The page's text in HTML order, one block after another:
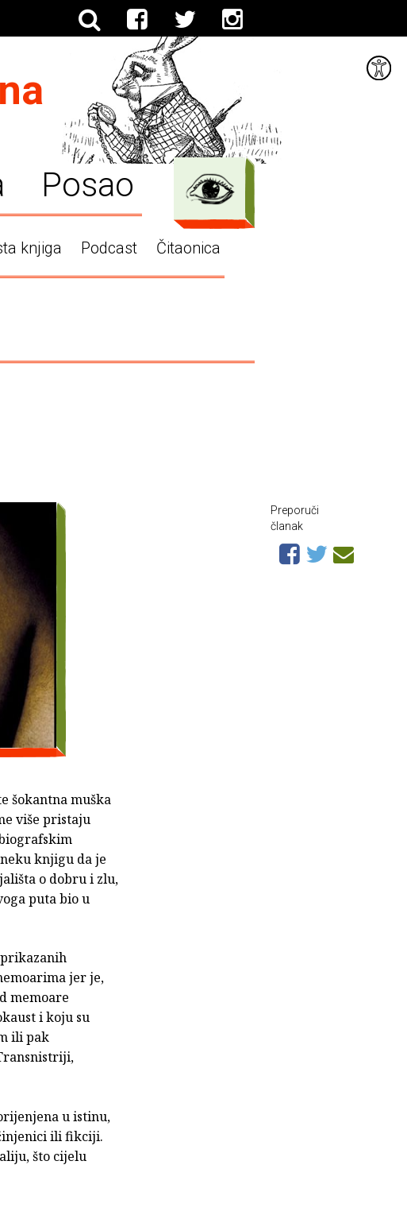
Posao
knjiga Podcast Čitaonica
šokantna muška
više pristaju
knjigu da je
o dobru i zlu,
puta bio u
jer je,
memoare
i koju su
ili pak
u istinu,
ili fikciji.
što cijelu
Preporuči
članak